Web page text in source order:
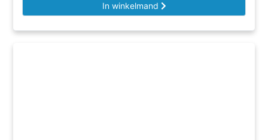
In winkelmand